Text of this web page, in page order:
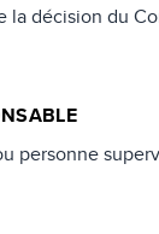
la décision du
personne